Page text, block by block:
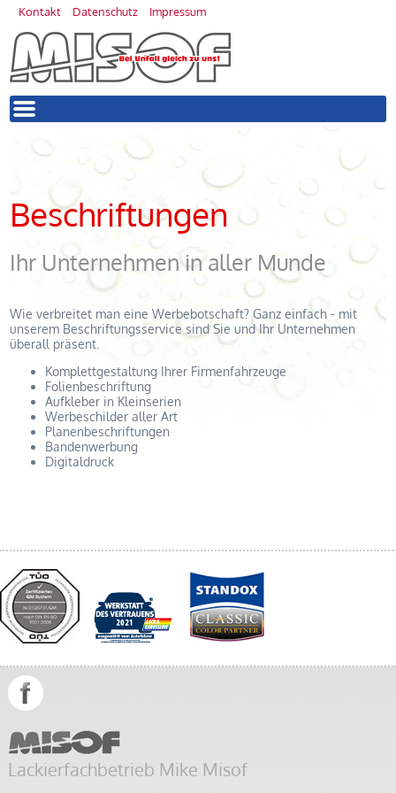
Kontakt Datenschutz Impressum
Beschriftungen
Ihr Unternehmen in aller Munde
Wie verbreitet man eine Werbebotschaft? Ganz einfach - mit
unserem Beschriftungsservice sind Sie und Ihr Unternehmen
überall präsent.
Komplettgestaltung Ihrer Firmenfahrzeuge
Folienbeschriftung
Aufkleber in Kleinserien
Werbeschilder aller Art
Planenbeschriftungen
Bandenwerbung
Digitaldruck
Lackierfachbetrieb Mike Misof